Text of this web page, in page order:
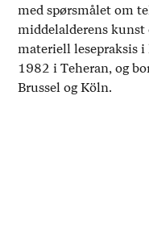
med spørsmålet om
middelalderens
materiell lesepraksis
1982 i Teheran, og
Brussel og Köln.